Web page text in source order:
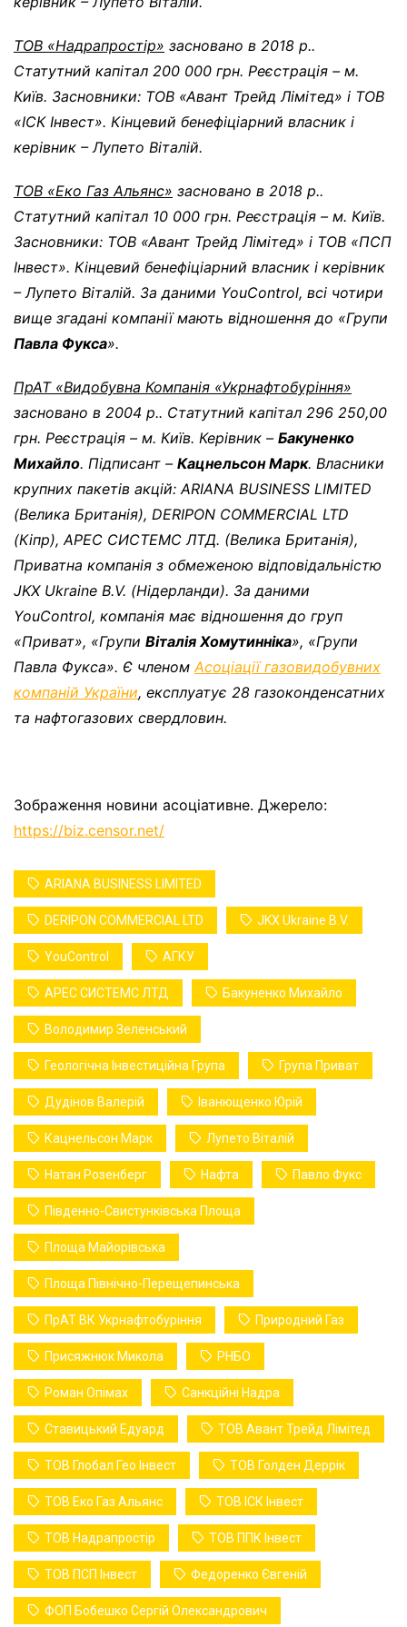
ТОВ «Надрапростір» засновано в 2018 р..
Статутний капітал 200 000 грн. Реєстрація – м.
Київ. Засновники: ТОВ «Авант Трейд Лімітед» і ТОВ
«ІСК Інвест». Кінцевий бенефіціарний власник і
керівник – Лупето Віталій.
ТОВ «Еко Газ Альянс» засновано в 2018 р..
Статутний капітал 10 000 грн. Реєстрація – м. Київ.
Засновники: ТОВ «Авант Трейд Лімітед» і ТОВ «ПСП
Інвест». Кінцевий бенефіціарний власник і керівник
– Лупето Віталій. За даними YouControl, всі чотири
вище згадані компанії мають відношення до «Групи
Павла Фукса».
ПрАТ «Видобувна Компанія «Укрнафтобуріння»
засновано в 2004 р.. Статутний капітал 296 250,00
грн. Реєстрація – м. Київ. Керівник – Бакуненко
Михайло. Підписант – Кацнельсон Марк. Власники
крупних пакетів акцій: ARIANA BUSINESS LIMITED
(Велика Британія), DERIPON COMMERCIAL LTD
(Кіпр), АРЕС СИСТЕМС ЛТД. (Велика Британія),
Приватна компанія з обмеженою відповідальністю
JKX Ukraine B.V. (Нідерланди). За даними
YouControl, компанія має відношення до груп
«Приват», «Групи Віталія Хомутинніка», «Групи
Павла Фукса». Є членом Асоціації газовидобувних
компаній України, експлуатує 28 газоконденсатних
та нафтогазових свердловин.
Зображення новини асоціативне. Джерело:
https://biz.censor.net/
ARIANA BUSINESS LIMITED
DERIPON COMMERCIAL LTD JKX Ukraine B.V.
YouControl АГКУ
АРЕС СИСТЕМС ЛТД Бакуненко Михайло
Володимир Зеленський
Геологічна Інвестиційна Група Група Приват
Дудінов Валерій Іванющенко Юрій
Кацнельсон Марк Лупето Віталій
Натан Розенберг Нафта Павло Фукс
Південно-Свистунківська Площа
Площа Майорівська
Площа Північно-Перещепинська
ПрАТ ВК Укрнафтобуріння Природний Газ
Присяжнюк Микола РНБО
Роман Опімах Санкційні Надра
Ставицький Едуард ТОВ Авант Трейд Лімітед
ТОВ Глобал Гео Інвест ТОВ Голден Деррік
ТОВ Еко Газ Альянс ТОВ ІСК Інвест
ТОВ Надрапростір ТОВ ППК Інвест
ТОВ ПСП Інвест Федоренко Євгеній
ФОП Бобешко Сергій Олександрович